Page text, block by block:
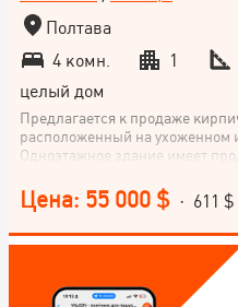
Полтава
4 комн.
1
целый дом
Предлагается к продаже
расположенный на ухоженном
Одноэтажное здание имеет
место для семьи или
доме выполнен косметический
заехать и проживать, или
предпочтения без
коммуникации подключены и
полностью готовым к
Цена: 55 000 $ · 611